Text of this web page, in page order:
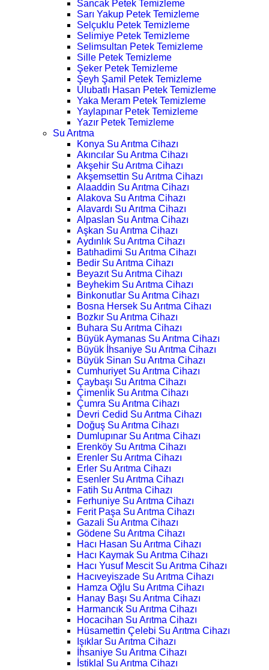
Sancak Petek Temizleme
Sarı Yakup Petek Temizleme
Selçuklu Petek Temizleme
Selimiye Petek Temizleme
Selimsultan Petek Temizleme
Sille Petek Temizleme
Şeker Petek Temizleme
Şeyh Şamil Petek Temizleme
Ulubatlı Hasan Petek Temizleme
Yaka Meram Petek Temizleme
Yaylapınar Petek Temizleme
Yazır Petek Temizleme
Su Arıtma
Konya Su Arıtma Cihazı
Akıncılar Su Arıtma Cihazı
Akşehir Su Arıtma Cihazı
Akşemsettin Su Arıtma Cihazı
Alaaddin Su Arıtma Cihazı
Alakova Su Arıtma Cihazı
Alavardı Su Arıtma Cihazı
Alpaslan Su Arıtma Cihazı
Aşkan Su Arıtma Cihazı
Aydınlık Su Arıtma Cihazı
Batıhadimi Su Arıtma Cihazı
Bedir Su Arıtma Cihazı
Beyazıt Su Arıtma Cihazı
Beyhekim Su Arıtma Cihazı
Binkonutlar Su Arıtma Cihazı
Bosna Hersek Su Arıtma Cihazı
Bozkır Su Arıtma Cihazı
Buhara Su Arıtma Cihazı
Büyük Aymanas Su Arıtma Cihazı
Büyük İhsaniye Su Arıtma Cihazı
Büyük Sinan Su Arıtma Cihazı
Cumhuriyet Su Arıtma Cihazı
Çaybaşı Su Arıtma Cihazı
Çimenlik Su Arıtma Cihazı
Çumra Su Arıtma Cihazı
Devri Cedid Su Arıtma Cihazı
Doğuş Su Arıtma Cihazı
Dumlupınar Su Arıtma Cihazı
Erenköy Su Arıtma Cihazı
Erenler Su Arıtma Cihazı
Erler Su Arıtma Cihazı
Esenler Su Arıtma Cihazı
Fatih Su Arıtma Cihazı
Ferhuniye Su Arıtma Cihazı
Ferit Paşa Su Arıtma Cihazı
Gazali Su Arıtma Cihazı
Gödene Su Arıtma Cihazı
Hacı Hasan Su Arıtma Cihazı
Hacı Kaymak Su Arıtma Cihazı
Hacı Yusuf Mescit Su Arıtma Cihazı
Hacıveyiszade Su Arıtma Cihazı
Hamza Oğlu Su Arıtma Cihazı
Hanay Başı Su Arıtma Cihazı
Harmancık Su Arıtma Cihazı
Hocacihan Su Arıtma Cihazı
Hüsamettin Çelebi Su Arıtma Cihazı
Işıklar Su Arıtma Cihazı
İhsaniye Su Arıtma Cihazı
İstiklal Su Arıtma Cihazı